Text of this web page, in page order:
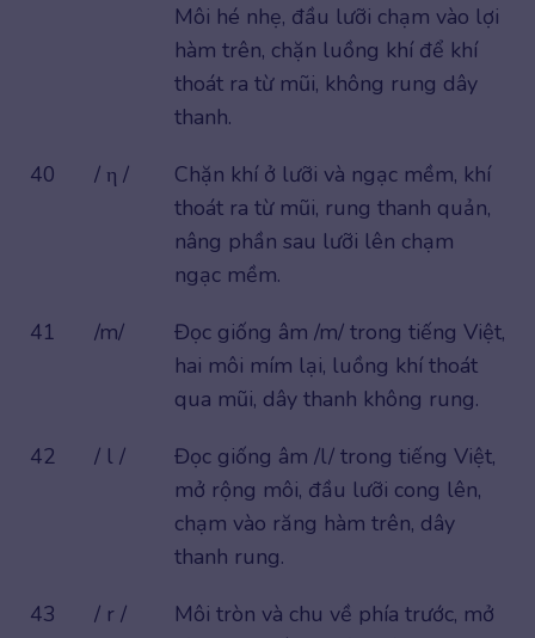
Môi hé nhẹ, đầu lưỡi chạm vào lợi
hàm trên, chặn luồng khí để khí
thoát ra từ mũi, không rung dây
thanh.
40
/ η /
Chặn khí ở lưỡi và ngạc mềm, khí
thoát ra từ mũi, rung thanh quản,
nâng phần sau lưỡi lên chạm
ngạc mềm.
41
/m/
Đọc giống âm /m/ trong tiếng Việt,
hai môi mím lại, luồng khí thoát
qua mũi, dây thanh không rung.
42
/ l /
Đọc giống âm /l/ trong tiếng Việt,
mở rộng môi, đầu lưỡi cong lên,
chạm vào răng hàm trên, dây
thanh rung.
43
/ r /
Môi tròn và chu về phía trước, mở